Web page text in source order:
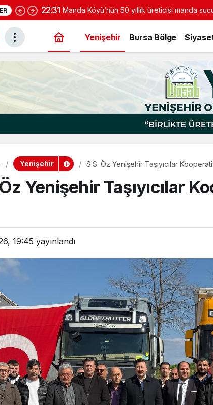
yoğurduyla fark oluşturdu
Yenişehir Bursa Bölge
Yenişehir S.S. Öz Yenişehir Taşıyıcılar
Yenişehir Taşıyıcılar
19:45 yayınlandı